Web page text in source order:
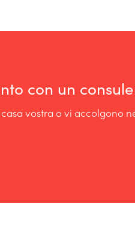
con un
vostra o vi accolgono